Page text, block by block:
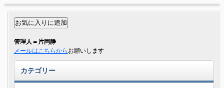
管理人＝片岡静
メールはこちらから お願いします
カテゴリー